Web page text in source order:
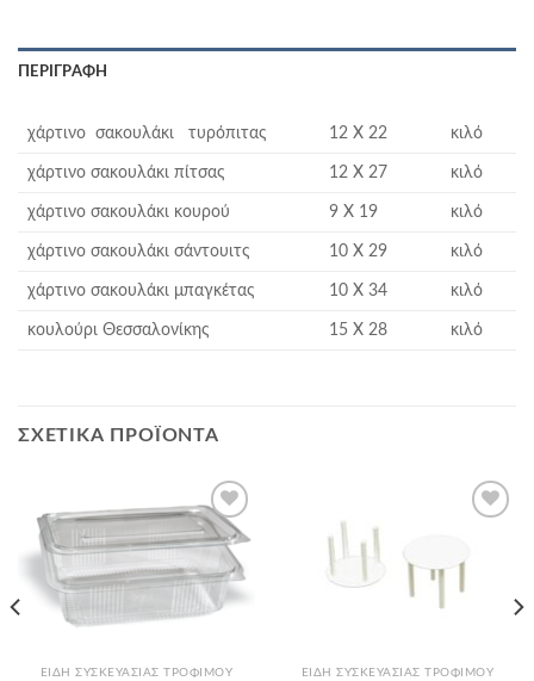
ΠΕΡΙΓΡΑΦΉ
χάρτινο σακουλάκι τυρόπιτας 12 Χ 22 κιλό
χάρτινο σακουλάκι πίτσας 12 Χ 27 κιλό
χάρτινο σακουλάκι κουρού 9 Χ 19 κιλό
χάρτινο σακουλάκι σάντουιτς 10 Χ 29 κιλό
χάρτινο σακουλάκι μπαγκέτας 10 Χ 34 κιλό
κουλούρι Θεσσαλονίκης 15 Χ 28 κιλό
ΣΧΕΤΙΚΆ ΠΡΟΪΌΝΤΑ
Add to
Wishlist
ΕΊΔΗ ΣΥΣΚΕΥΑΣΊΑΣ ΤΡΟΦΊΜΟΥ
Wishlist
ΕΊΔΗ ΣΥΣΚΕΥΑΣΊΑΣ ΤΡΟΦΊΜΟΥ